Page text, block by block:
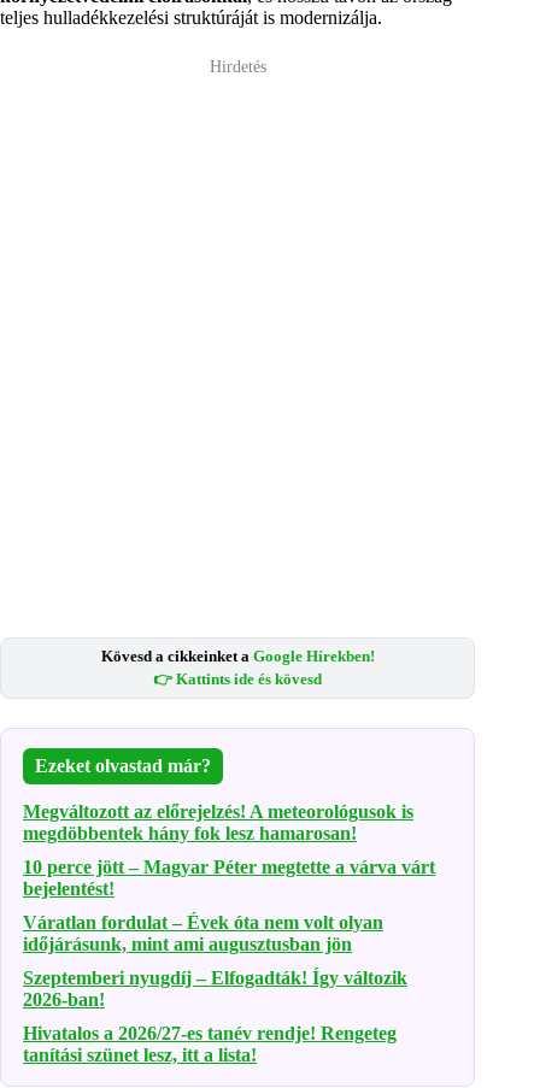
teljes hulladékkezelési struktúráját is modernizálja.
Hirdetés
Kövesd a cikkeinket a Google Hírekben!
👉 Kattints ide és kövesd
Ezeket olvastad már?
Megváltozott az előrejelzés! A meteorológusok is
megdöbbentek hány fok lesz hamarosan!
10 perce jött – Magyar Péter megtette a várva várt
bejelentést!
Váratlan fordulat – Évek óta nem volt olyan
időjárásunk, mint ami augusztusban jön
Szeptemberi nyugdíj – Elfogadták! Így változik
2026-ban!
Hivatalos a 2026/27-es tanév rendje! Rengeteg
tanítási szünet lesz, itt a lista!